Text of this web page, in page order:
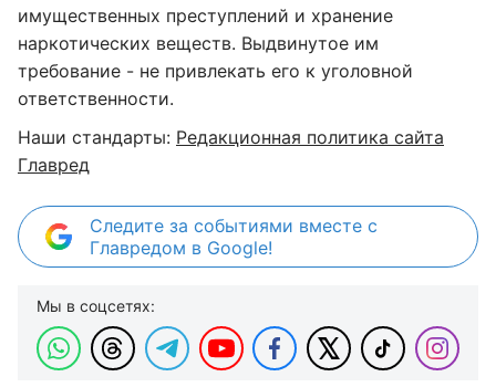
имущественных преступлений и хранение
наркотических веществ. Выдвинутое им
требование - не привлекать его к уголовной
ответственности.
Наши стандарты: Редакционная политика сайта
Главред
Следите за событиями вместе с
Главредом в Google!
Мы в соцсетях: